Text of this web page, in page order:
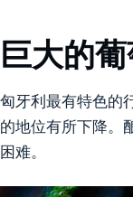
巨大的
匈牙利最有特色的
的地位有所下降。
困难。